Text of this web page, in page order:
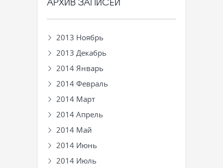
2013 Ноябрь
2013 Декабрь
2014 Январь
2014 Февраль
2014 Март
2014 Апрель
2014 Май
2014 Июнь
2014 Июль